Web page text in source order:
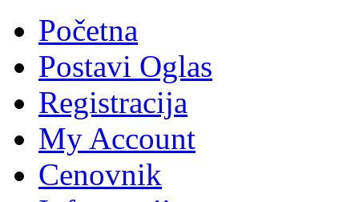
Početna
Postavi Oglas
Registracija
My Account
Cenovnik